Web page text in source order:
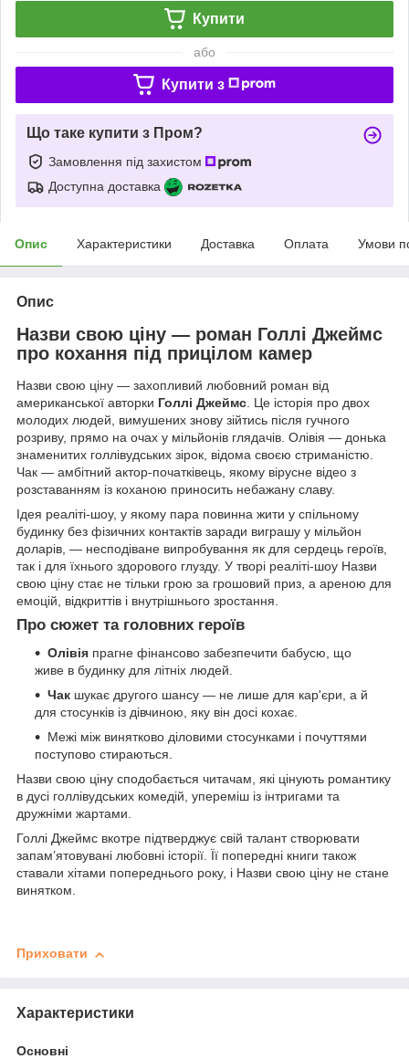
Купити
або
Купити з
Що таке купити з Пром?
Замовлення під захистом
Доступна доставка
Опис Характеристики Доставка Оплата Умови
Опис
Назви свою ціну — роман Голлі Джеймс
про кохання під прицілом камер
Назви свою ціну — захопливий любовний роман від
американської авторки Голлі Джеймс. Це історія про двох
молодих людей, вимушених знову зійтись після гучного
розриву, прямо на очах у мільйонів глядачів. Олівія — донька
знаменитих голлівудських зірок, відома своєю стриманістю.
Чак — амбітний актор-початківець, якому вірусне відео з
розставанням із коханою приносить небажану славу.
Ідея реаліті-шоу, у якому пара повинна жити у спільному
будинку без фізичних контактів заради виграшу у мільйон
доларів, — несподіване випробування як для сердець героїв,
так і для їхнього здорового глузду. У творі реаліті-шоу Назви
свою ціну стає не тільки грою за грошовий приз, а ареною для
емоцій, відкриттів і внутрішнього зростання.
Про сюжет та головних героїв
Олівія прагне фінансово забезпечити бабусю, що
живе в будинку для літніх людей.
Чак шукає другого шансу — не лише для кар'єри, а й
для стосунків із дівчиною, яку він досі кохає.
Межі між винятково діловими стосунками і почуттями
поступово стираються.
Назви свою ціну сподобається читачам, які цінують романтику
в дусі голлівудських комедій, упереміш із інтригами та
дружніми жартами.
Голлі Джеймс вкотре підтверджує свій талант створювати
запам’ятовувані любовні історії. Її попередні книги також
ставали хітами попереднього року, і Назви свою ціну не стане
винятком.
Приховати
Характеристики
Основні